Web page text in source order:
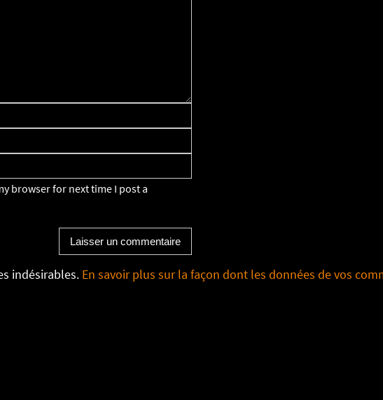
browser for next time I post a
indésirables. En savoir plus sur la façon dont les données de vos